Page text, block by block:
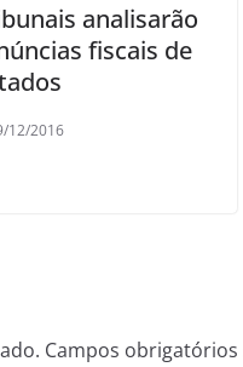
analisarão
fiscais de
12/2016
Campos